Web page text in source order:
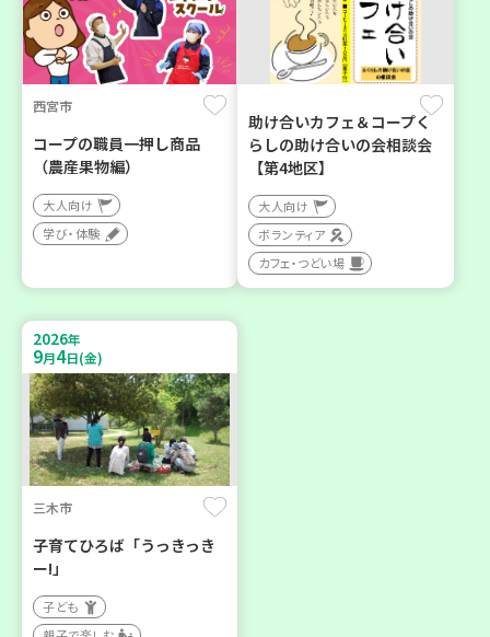
西宮市
コープの職員一押し商品
（農産果物編）
大人向け
学び・体験
助け合いカフェ＆コープく
らしの助け合いの会相談会
【第4地区】
大人向け
ボランティア
カフェ・つどい場
2026年
9月4日(金)
三木市
子育てひろば「うっきっき
ー!」
子ども